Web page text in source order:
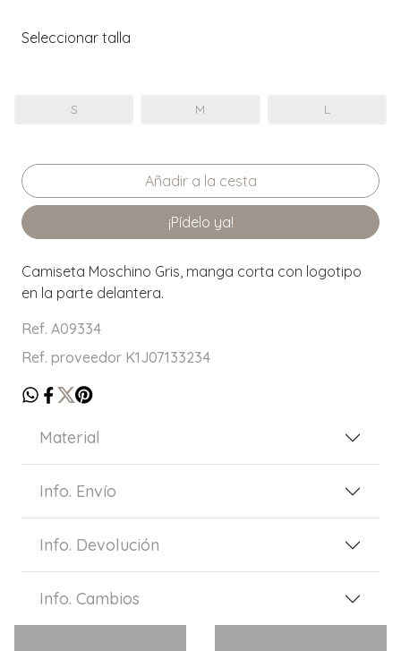
Seleccionar talla
S M L
¡Pídelo ya!
Camiseta Moschino Gris, manga corta con logotipo
en la parte delantera.
Ref. A09334
Ref. proveedor K1J07133234
Material
Info. Envío
Info. Devolución
Info. Cambios